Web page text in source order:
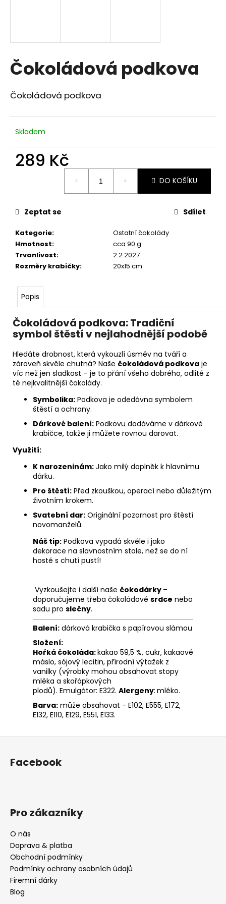
Čokoládová podkova
Čokoládová podkova
Skladem
289 Kč
DO KOŠÍKU
Kategorie:
Ostatní čokolády
Hmotnost:
cca 90 g
Trvanlivost:
2.2.2027
Rozměry krabičky: 20x15 cm
Zeptat se Sdílet
Popis
Čokoládová podkova: Tradiční
symbol štěstí v nejlahodnější podobě
Hledáte drobnost, která vykouzlí úsměv na tváři a
zároveň skvěle chutná? Naše čokoládová podkova je
víc než jen sladkost – je to přání všeho dobrého, odlité z
té nejkvalitnější čokolády.
Symbolika: Podkova je odedávna symbolem
štěstí a ochrany.
Dárkové balení: Podkovu dodáváme v dárkové
krabičce, takže ji můžete rovnou darovat.
Využití:
K narozeninám: Jako milý doplněk k hlavnímu
dárku.
Pro štěstí: Před zkouškou, operací nebo důležitým
životním krokem.
Svatební dar: Originální pozornost pro štěstí
novomanželů.
Náš tip: Podkova vypadá skvěle i jako
dekorace na slavnostním stole, než se do ní
hosté s chutí pustí!
Vyzkoušejte i další naše čokodárky –
doporučujeme třeba čokoládové srdce nebo
sadu pro slečny.
Balení: dárková krabička s papírovou slámou
Složení:
Hořká čokoláda:kakao 59,5 %, cukr, kakaové
máslo, sójový lecitin, přírodní výtažek z
vanilky (výrobky mohou obsahovat stopy
mléka a skořápkových
plodů). Emulgátor: E322. Alergeny: mléko.
Barva: může obsahovat - E102, E555, E172,
E132, E110, E129, E551, E133.
í
?
HLEDAT
D
u
č
u
e
m
Z
Facebook
Pro zákazníky
O nás
Doprava & platba
Obchodní podmínky
Podmínky ochrany osobních údajů
Firemní dárky
Blog